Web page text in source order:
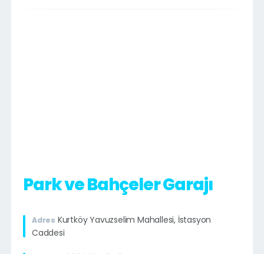
Park ve Bahçeler Garajı
Adres Kurtköy Yavuzselim Mahallesi, İstasyon
Caddesi